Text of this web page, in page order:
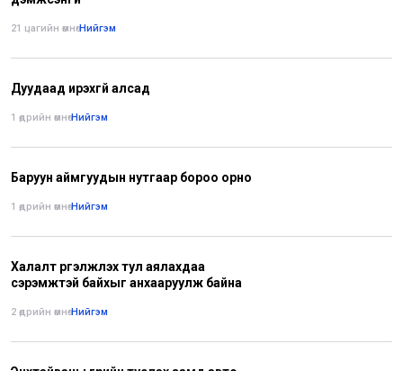
21 цагийн өмнө•Нийгэм
Дуудаад ирэхгүй алсад
1 өдрийн өмнө•Нийгэм
Баруун аймгуудын нутгаар бороо орно
1 өдрийн өмнө•Нийгэм
Халалт үргэлжлэх тул аялахдаа
сэрэмжтэй байхыг анхааруулж байна
2 өдрийн өмнө•Нийгэм